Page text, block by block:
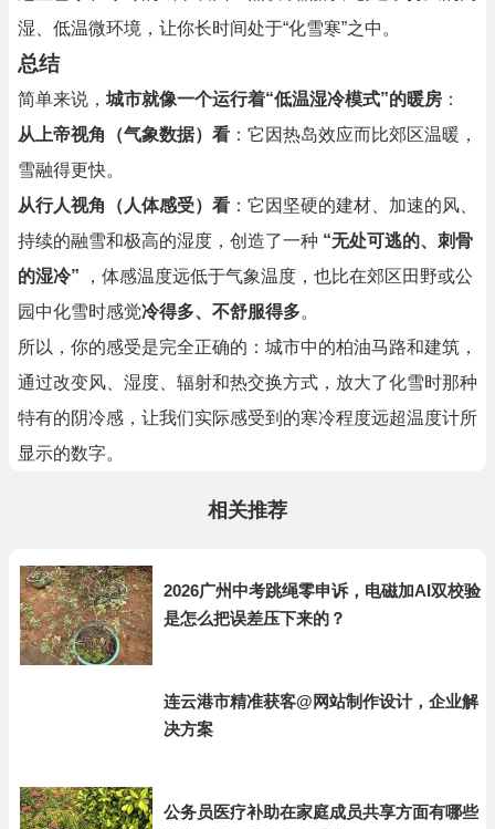
湿、低温微环境，让你长时间处于“化雪寒”之中。
总结
简单来说， 城市就像一个运行着“低温湿冷模式”的暖房 ：
从上帝视角（气象数据）看 ：它因热岛效应而比郊区温暖，
雪融得更快。
从行人视角（人体感受）看 ：它因坚硬的建材、加速的风、
持续的融雪和极高的湿度，创造了一种 “无处可逃的、刺骨
的湿冷” ，体感温度远低于气象温度，也比在郊区田野或公
园中化雪时感觉冷得多、不舒服得多。
所以，你的感受是完全正确的：城市中的柏油马路和建筑，
通过改变风、湿度、辐射和热交换方式，放大了化雪时那种
特有的阴冷感，让我们实际感受到的寒冷程度远超温度计所
显示的数字。
相关推荐
2026广州中考跳绳零申诉，电磁加AI双校验
是怎么把误差压下来的？
连云港市精准获客@网站制作设计，企业解
决方案
公务员医疗补助在家庭成员共享方面有哪些